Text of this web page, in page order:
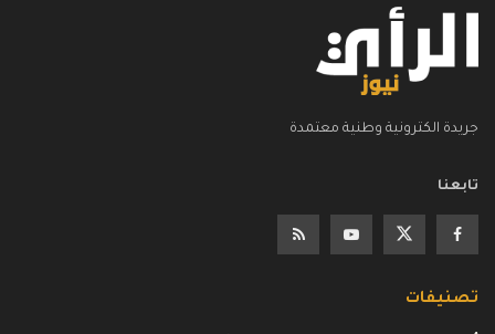
جريدة الكترونية وطنية معتمدة
تابعنا
تصنيفات